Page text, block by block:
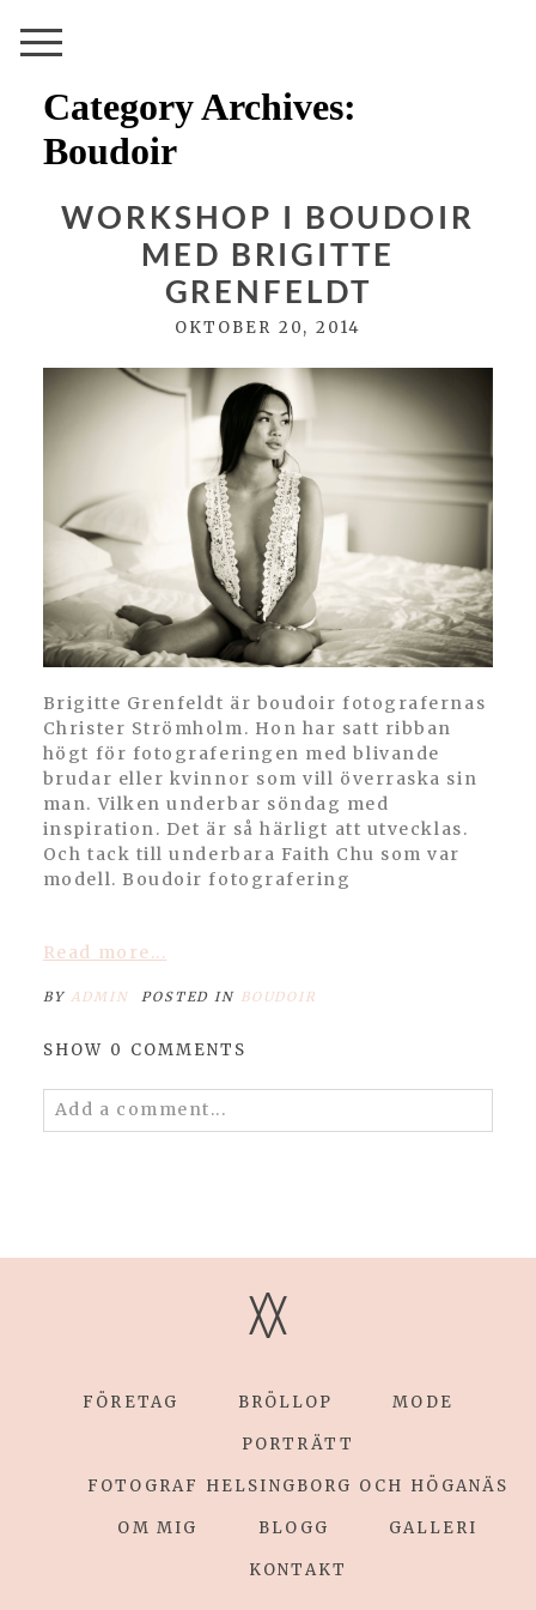
Category Archives:
Boudoir
WORKSHOP I BOUDOIR
MED BRIGITTE
GRENFELDT
OKTOBER 20, 2014
Brigitte Grenfeldt är boudoir fotografernas
Christer Strömholm. Hon har satt ribban
högt för fotograferingen med blivande
brudar eller kvinnor som vill överraska sin
man. Vilken underbar söndag med
inspiration. Det är så härligt att utvecklas.
Och tack till underbara Faith Chu som var
modell. Boudoir fotografering
Read more...
BY ADMIN POSTED IN BOUDOIR
SHOW 0 COMMENTS
Add a comment...
V
V
FÖRETAG BRÖLLOP MODE
PORTRÄTT
FOTOGRAF HELSINGBORG OCH HÖGANÄS
OM MIG BLOGG GALLERI
KONTAKT